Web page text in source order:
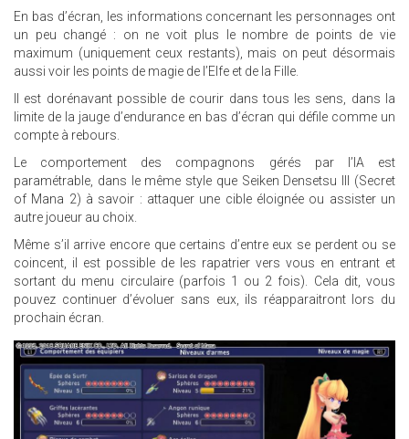
En bas d’écran, les informations concernant les personnages ont
un peu changé : on ne voit plus le nombre de points de vie
maximum (uniquement ceux restants), mais on peut désormais
aussi voir les points de magie de l’Elfe et de la Fille.
Il est dorénavant possible de courir dans tous les sens, dans la
limite de la jauge d’endurance en bas d’écran qui défile comme un
compte à rebours.
Le comportement des compagnons gérés par l’IA est
paramétrable, dans le même style que Seiken Densetsu III (Secret
of Mana 2) à savoir : attaquer une cible éloignée ou assister un
autre joueur au choix.
Même s’il arrive encore que certains d’entre eux se perdent ou se
coincent, il est possible de les rapatrier vers vous en entrant et
sortant du menu circulaire (parfois 1 ou 2 fois). Cela dit, vous
pouvez continuer d’évoluer sans eux, ils réapparaitront lors du
prochain écran.
7.JPG